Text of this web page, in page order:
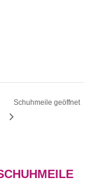
Schuhmeile geöffnet